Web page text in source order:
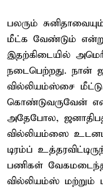
பலரும்
மீட்க வேண்டும்
இதற்கிடையில்
நடைபெற்றது. நான்
வில்லியம்ஸ்சை மீட்டு
கொண்டுவருவேன் என
அதேபோல,
வில்லியம்ஸை
டிரம்ப்
பணிகள்
வில்லியம்ஸ் மற்றும்